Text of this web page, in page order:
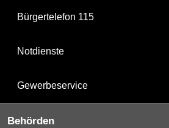
Bürgertelefon 115
Notdienste
Gewerbeservice
Behörden